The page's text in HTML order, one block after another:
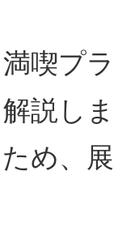
喫プ
説し
め、